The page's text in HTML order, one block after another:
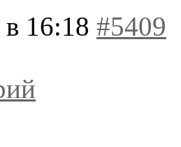
16:18 #5409